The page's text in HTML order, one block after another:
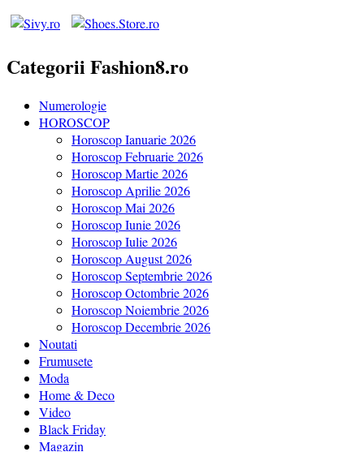
Categorii Fashion8.ro
Numerologie
HOROSCOP
Horoscop Ianuarie 2026
Horoscop Februarie 2026
Horoscop Martie 2026
Horoscop Aprilie 2026
Horoscop Mai 2026
Horoscop Iunie 2026
Horoscop Iulie 2026
Horoscop August 2026
Horoscop Septembrie 2026
Horoscop Octombrie 2026
Horoscop Noiembrie 2026
Horoscop Decembrie 2026
Noutati
Frumusete
Moda
Home & Deco
Video
Black Friday
Magazin